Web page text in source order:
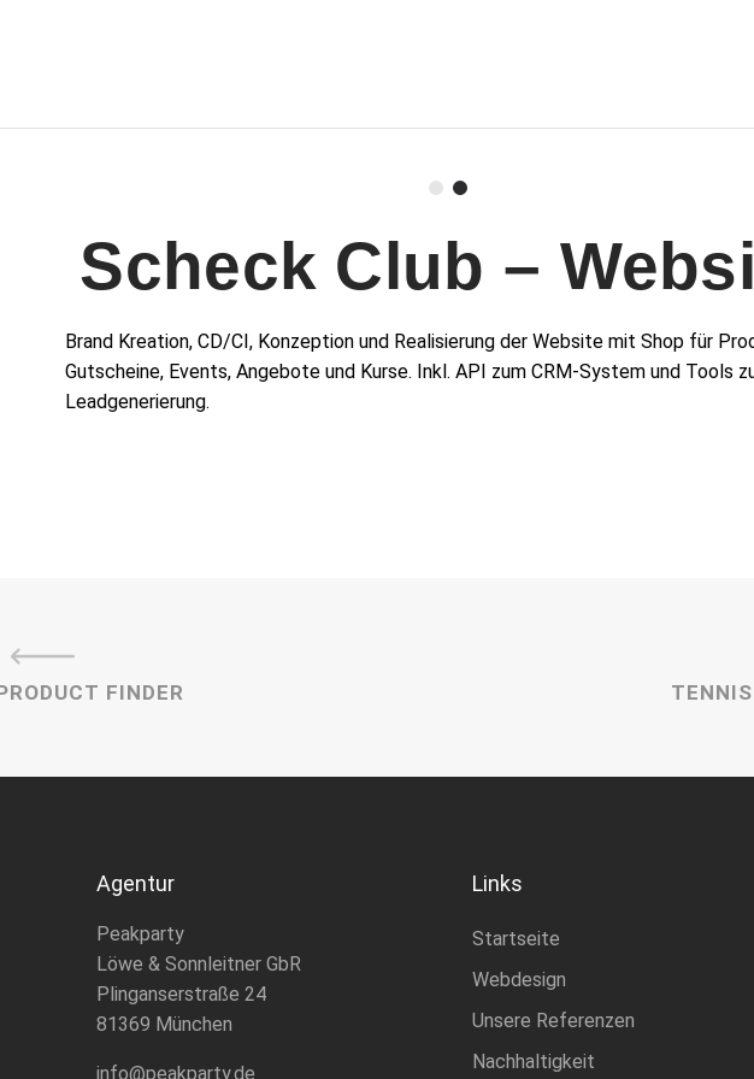
Scheck Club –
Brand Kreation, CD/CI, Konzeption und Realisierung der Website mit Shop für
Gutscheine, Events, Angebote und Kurse. Inkl. API zum CRM-System und Tools
Leadgenerierung.
FINDER
Agentur
Peakparty
Löwe & Sonnleitner GbR
Plinganserstraße 24
81369 München
info@peakparty.de
Links
Startseite
Webdesign
Unsere Referenzen
Nachhaltigkeit